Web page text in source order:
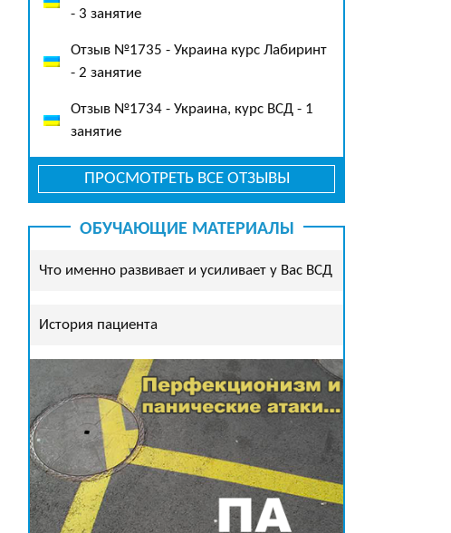
- 3 занятие
Отзыв №1735 - Украина курс Лабиринт
- 2 занятие
Отзыв №1734 - Украина, курс ВСД - 1
занятие
ПРОСМОТРЕТЬ ВСЕ ОТЗЫВЫ
ОБУЧАЮЩИЕ МАТЕРИАЛЫ
Что именно развивает и усиливает у Вас ВСД
История пациента